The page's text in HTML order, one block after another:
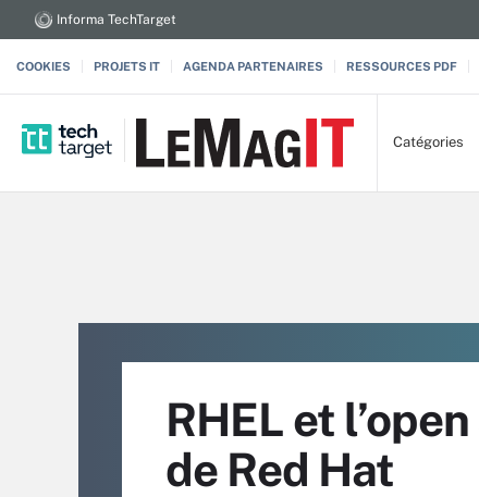
Informa TechTarget
COOKIES PROJETS IT AGENDA PARTENAIRES RESSOURCES PDF
Catégories
RHEL et
de Red Hat